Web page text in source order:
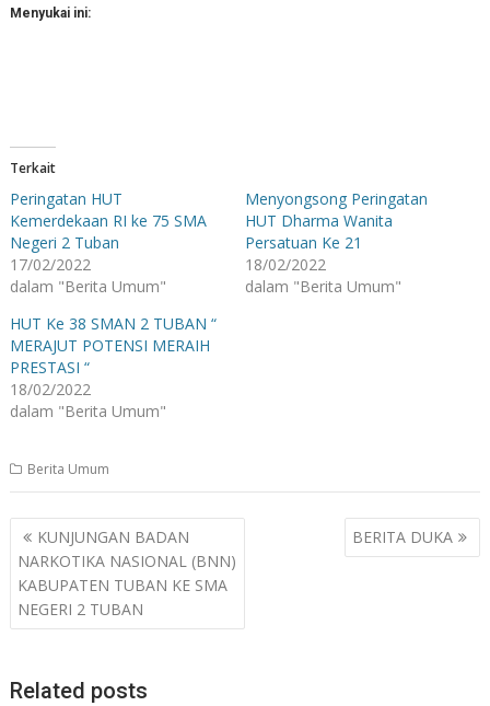
Menyukai ini:
Terkait
Peringatan HUT
Kemerdekaan RI ke 75 SMA
Negeri 2 Tuban
17/02/2022
dalam "Berita Umum"
Menyongsong Peringatan
HUT Dharma Wanita
Persatuan Ke 21
18/02/2022
dalam "Berita Umum"
HUT Ke 38 SMAN 2 TUBAN “
MERAJUT POTENSI MERAIH
PRESTASI “
18/02/2022
dalam "Berita Umum"
Berita Umum
Navigasi
pos
KUNJUNGAN BADAN
NARKOTIKA NASIONAL (BNN)
KABUPATEN TUBAN KE SMA
NEGERI 2 TUBAN
BERITA DUKA
Related posts